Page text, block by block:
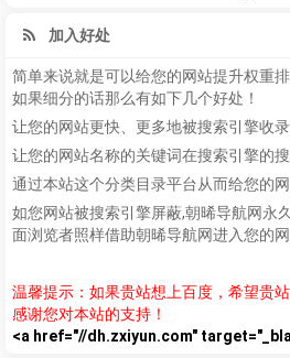
加入好处
简单来说就是可以给您的网站提升权重
如果细分的话那么有如下几个好处！
让您的网站更快、更多地被搜索引擎收录
让您的网站名称的关键词在搜索引擎的
通过本站这个分类目录平台从而给您的
如您网站被搜索引擎屏蔽,朝晞导航网永
面浏览者照样借助朝晞导航网进入您的网
温馨提示：如果贵站想上百度，希望贵
感谢您对本站的支持！
<a href="//dh.zxiyun.com"